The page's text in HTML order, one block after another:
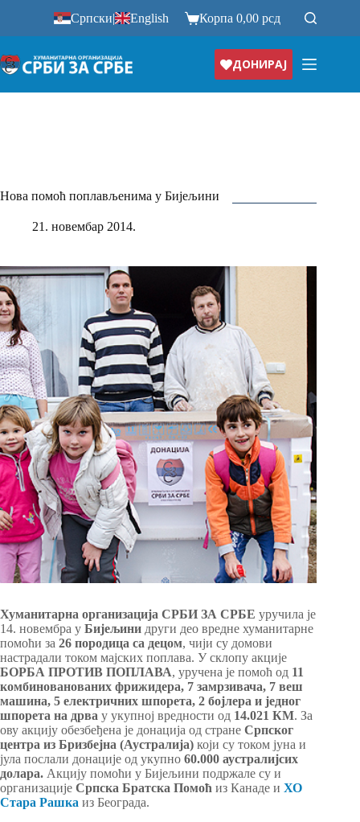
Српски| English Корпа0,00рсд
ДОНИРАЈ
Нова помоћ поплављенима у Бијељини
21. новембар 2014.
Хуманитарна организација СРБИ ЗА СРБЕ уручила је
14. новембра у Бијељини други део вредне хуманитарне
помоћи за 26 породица са децом, чији су домови
настрадали током мајских поплава. У склопу акције
БОРБА ПРОТИВ ПОПЛАВА, уручена је помоћ од 11
комбинованованих фрижидера, 7 замрзивача, 7 веш
машинa, 5 електричних шпорета, 2 бојлера и једног
шпорета на дрва у укупној вредности од 14.021 КМ. За
ову акцију обезбеђена је донација од стране Српског
центра из Бризбејна (Аустралија) који су током јуна и
јула послали донације од укупно 60.000 аустралијсих
долара. Акцију помоћи у Бијељини подржале су и
организације Српска Братска Помоћ из Канаде и ХО
Стара Рашка из Београда.